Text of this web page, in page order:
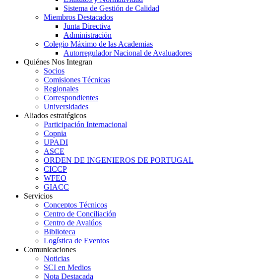
Sistema de Gestión de Calidad
Miembros Destacados
Junta Directiva
Administración
Colegio Máximo de las Academias
Autorregulador Nacional de Avaluadores
Quiénes Nos Integran
Socios
Comisiones Técnicas
Regionales
Correspondientes
Universidades
Aliados estratégicos
Participación Internacional
Copnia
UPADI
ASCE
ORDEN DE INGENIEROS DE PORTUGAL
CICCP
WFEO
GIACC
Servicios
Conceptos Técnicos
Centro de Conciliación
Centro de Avalúos
Biblioteca
Logística de Eventos
Comunicaciones
Noticias
SCI en Medios
Nota Destacada